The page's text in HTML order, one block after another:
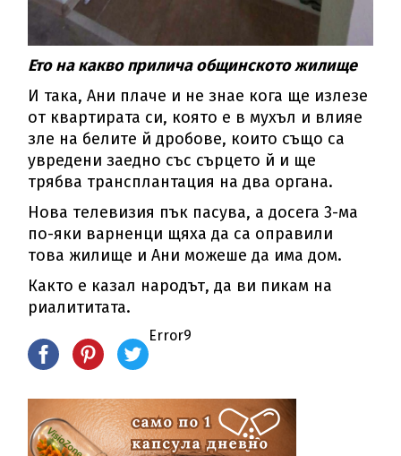
Ето на какво прилича общинското жилище
И така, Ани плаче и не знае кога ще излезе
от квартирата си, която е в мухъл и влияе
зле на белите й дробове, които също са
увредени заедно със сърцето й и ще
трябва трансплантация на два органа.
Нова телевизия пък пасува, а досега 3-ма
по-яки варненци щяха да са оправили
това жилище и Ани можеше да има дом.
Както е казал народът, да ви пикам на
риалититата.
Error9